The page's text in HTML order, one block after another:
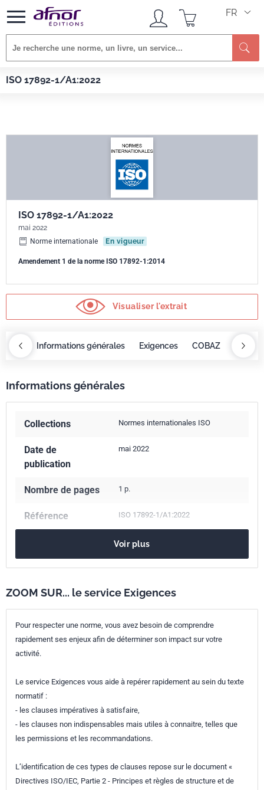
FR
ISO 17892-1/A1:2022
Afnor EDITIONS Normes ISO 17892-1/A1:2022
ISO 17892-1/A1:2022
mai 2022
Norme internationale
En vigueur
Amendement 1 de la norme ISO 17892-1:2014
Visualiser l'extrait
Informations générales Exigences COBAZ
Informations générales
Collections Normes internationales ISO
Date de
publication
mai 2022
Nombre de pages 1 p.
Référence ISO 17892-1/A1:2022
93.020Travaux de terrassement. Excavation. Fondation.
13.080.20Propriétés physiques des sols
Numéro de tirage 1
Voir plus
ZOOM SUR... le service Exigences
Pour respecter une norme, vous avez besoin de comprendre
rapidement ses enjeux afin de déterminer son impact sur votre
activité.
Le service Exigences vous aide à repérer rapidement au sein du texte
normatif :
- les clauses impératives à satisfaire,
- les clauses non indispensables mais utiles à connaitre, telles que
les permissions et les recommandations.
L’identification de ces types de clauses repose sur le document «
Directives ISO/IEC, Partie 2 - Principes et règles de structure et de